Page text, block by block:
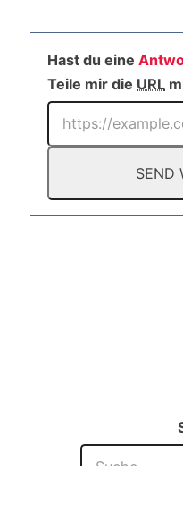
Hast du eine
Teile mir die URL